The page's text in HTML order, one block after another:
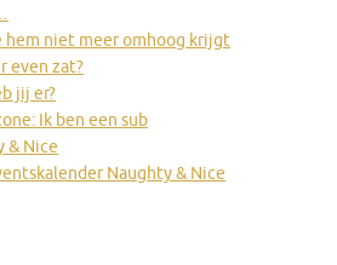
hem niet meer omhoog krijgt
even zat?
jij er?
Ik ben een sub
& Nice
Naughty & Nice